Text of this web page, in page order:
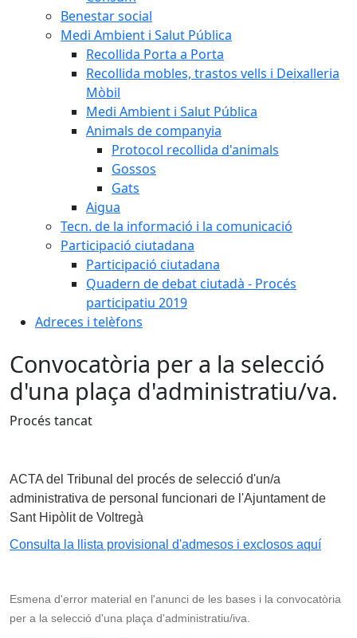
Benestar social
Medi Ambient i Salut Pública
Recollida Porta a Porta
Recollida mobles, trastos vells i Deixalleria
Mòbil
Medi Ambient i Salut Pública
Animals de companyia
Protocol recollida d'animals
Gossos
Gats
Aigua
Tecn. de la informació i la comunicació
Participació ciutadana
Participació ciutadana
Quadern de debat ciutadà - Procés
participatiu 2019
Adreces i telèfons
Convocatòria per a la selecció
d'una plaça d'administratiu/va.
Procés tancat
ACTA del Tribunal del procés de selecció d'un/a
administrativa de personal funcionari de l'Ajuntament de
Sant Hipòlit de Voltregà
Consulta la llista provisional d'admesos i exclosos aquí
Esmena d'error material en l'anunci de les bases i la convocatòria
per a la selecció d'una plaça d'administratiu/iva.